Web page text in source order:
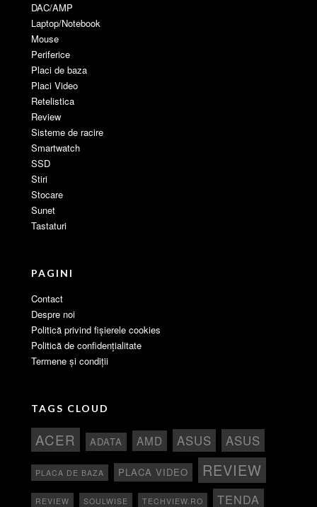
DAC/AMP
Laptop/Notebook
Mouse
Periferice
Placi de baza
Placi Video
Retelistica
Review
Sisteme de racire
Smartwatch
SSD
Stiri
Stocare
Sunet
Tastaturi
PAGINI
Contact
Despre noi
Politică privind fișierele cookies
Politică de confidențialitate
Termene și condiții
TAGS CLOUD
ACER ADATA AMD ASUS ASUS
PLACA DE BAZA PLACA VIDEO REVIEW
REVIEW SOULWISE TECHVIEW.RO TENDA